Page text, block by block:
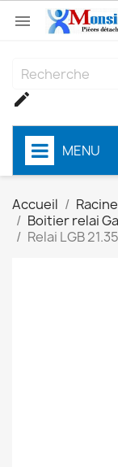


MENU
Accueil Racine
Boitier relai
Relai LGB